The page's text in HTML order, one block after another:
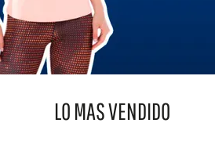
VER MÁS
LO MAS VENDIDO